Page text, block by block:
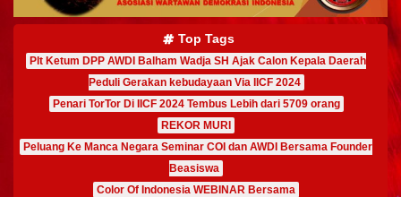
Top Tags
Plt Ketum DPP AWDI Balham Wadja SH Ajak Calon Kepala Daerah
Peduli Gerakan kebudayaan Via IICF 2024
Penari TorTor Di IICF 2024 Tembus Lebih dari 5709 orang
REKOR MURI
Peluang Ke Manca Negara Seminar COI dan AWDI Bersama Founder
Beasiswa
Color Of Indonesia WEBINAR Bersama